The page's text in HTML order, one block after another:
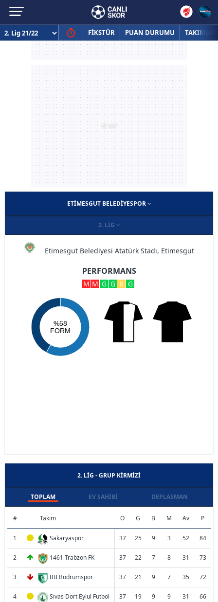
FİKSTÜR PUAN DURUMU TAKIMLAR
ETIMESGUT BELEDIYESPOR
2. LIG
Etimesgut Belediyesi Atatürk Stadı, Etimesgut
PERFORMANS
M M G G B G
%58
FORM
2. LIG - GRUP KIRMIZI
TOPLAM EV SAHIBI DEPLASMAN
# Takım O G B M Av P
1 Sakaryaspor 37 25 9 3 52 84
2 1461 Trabzon FK 37 22 7 8 31 73
3 BB Bodrumspor 37 21 9 7 35 72
4 Sivas Dort Eylul Futbol 37 19 9 9 31 66